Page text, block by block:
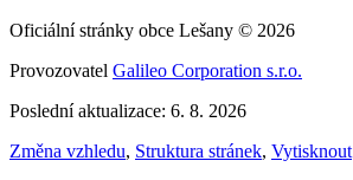
Oficiální stránky obce Lešany © 2026
Provozovatel Galileo Corporation s.r.o.
Poslední aktualizace: 6. 8. 2026
Změna vzhledu, Struktura stránek, Vytisknout